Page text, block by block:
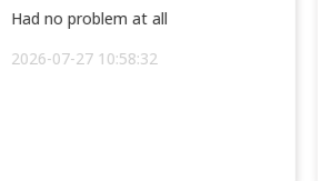
Had no problem at all
2026-07-27 10:58:32